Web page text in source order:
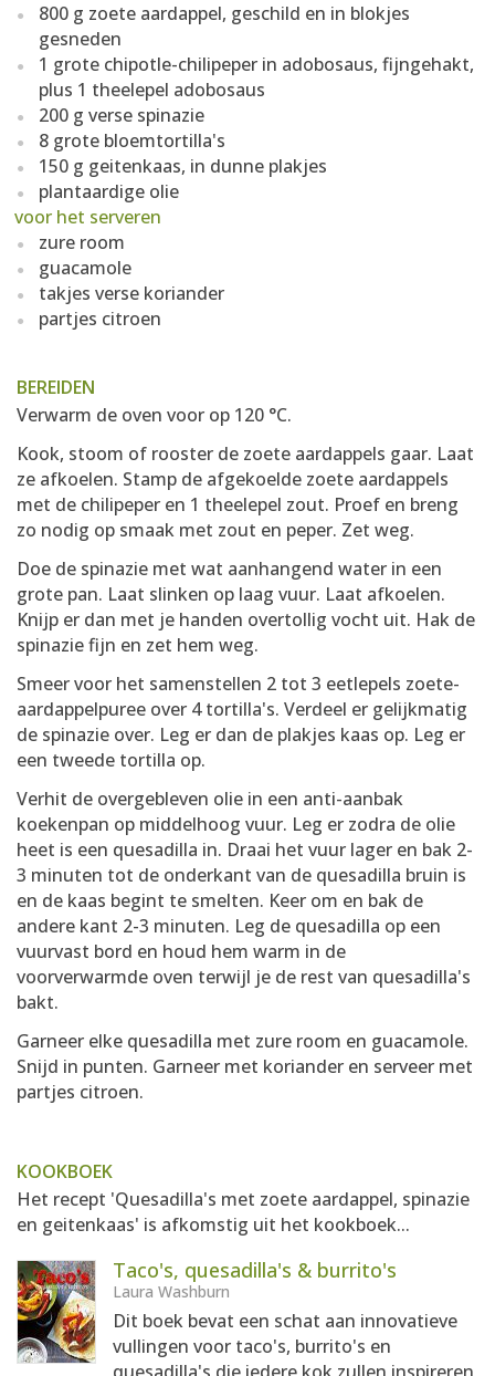
800 g zoete aardappel, geschild en in blokjes
gesneden
1 grote chipotle-chilipeper in adobosaus, fijngehakt,
plus 1 theelepel adobosaus
200 g verse spinazie
8 grote bloemtortilla's
150 g geitenkaas, in dunne plakjes
plantaardige olie
voor het serveren
zure room
guacamole
takjes verse koriander
partjes citroen
BEREIDEN
Verwarm de oven voor op 120 °C.
Kook, stoom of rooster de zoete aardappels gaar. Laat
ze afkoelen. Stamp de afgekoelde zoete aardappels
met de chilipeper en 1 theelepel zout. Proef en breng
zo nodig op smaak met zout en peper. Zet weg.
Doe de spinazie met wat aanhangend water in een
grote pan. Laat slinken op laag vuur. Laat afkoelen.
Knijp er dan met je handen overtollig vocht uit. Hak de
spinazie fijn en zet hem weg.
Smeer voor het samenstellen 2 tot 3 eetlepels zoete-
aardappelpuree over 4 tortilla's. Verdeel er gelijkmatig
de spinazie over. Leg er dan de plakjes kaas op. Leg er
een tweede tortilla op.
Verhit de overgebleven olie in een anti-aanbak
koekenpan op middelhoog vuur. Leg er zodra de olie
heet is een quesadilla in. Draai het vuur lager en bak 2-
3 minuten tot de onderkant van de quesadilla bruin is
en de kaas begint te smelten. Keer om en bak de
andere kant 2-3 minuten. Leg de quesadilla op een
vuurvast bord en houd hem warm in de
voorverwarmde oven terwijl je de rest van quesadilla's
bakt.
Garneer elke quesadilla met zure room en guacamole.
Snijd in punten. Garneer met koriander en serveer met
partjes citroen.
KOOKBOEK
Het recept 'Quesadilla's met zoete aardappel, spinazie
en geitenkaas' is afkomstig uit het kookboek...
Taco's, quesadilla's & burrito's
Laura Washburn
Dit boek bevat een schat aan innovatieve
vullingen voor taco's, burrito's en